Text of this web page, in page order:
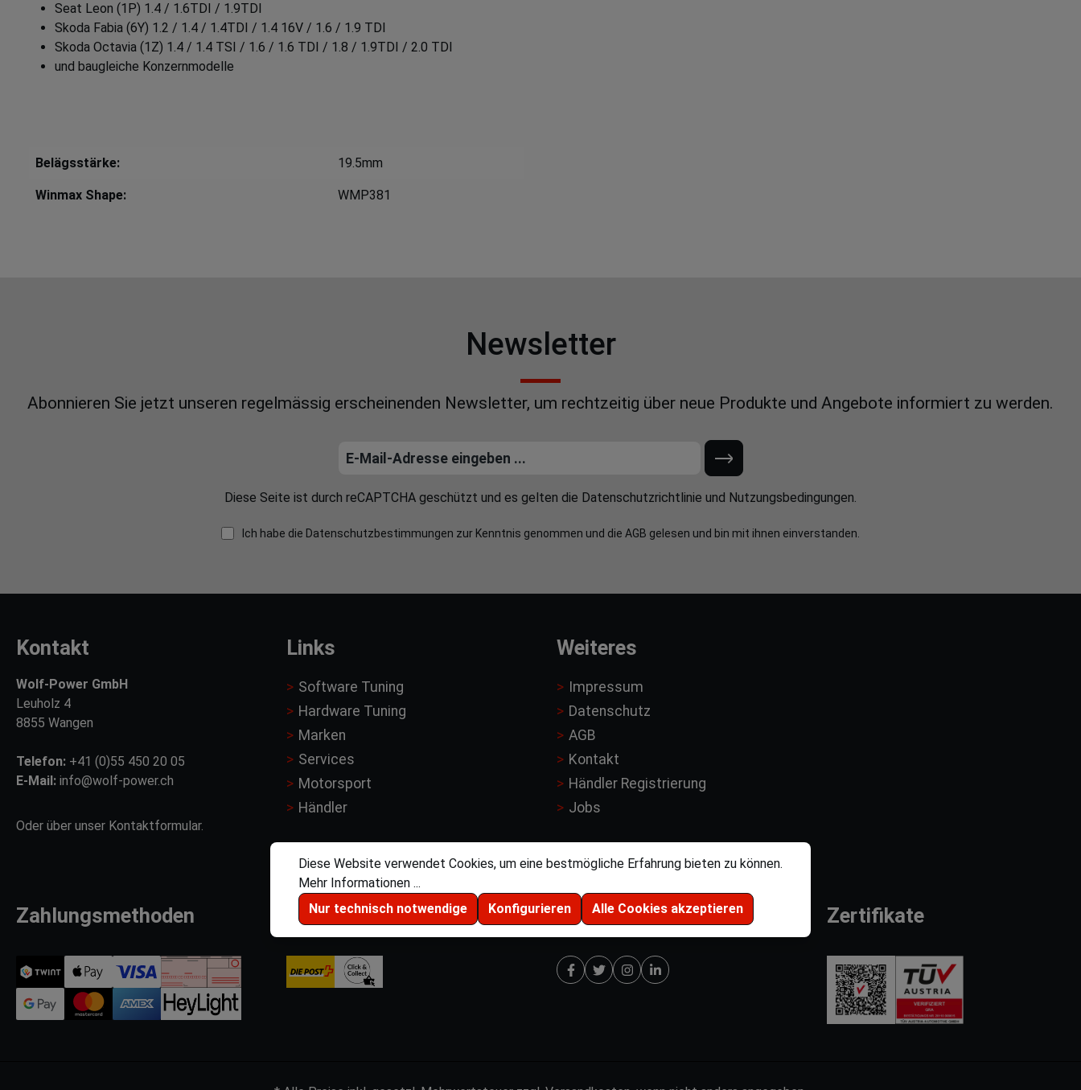
Seat Leon (1P) 1.4 / 1.6TDI / 1.9TDI
Skoda Fabia (6Y) 1.2 / 1.4 / 1.4TDI / 1.4 16V / 1.6 / 1.9 TDI
Skoda Octavia (1Z) 1.4 / 1.4 TSI / 1.6 / 1.6 TDI / 1.8 / 1.9TDI / 2.0 TDI
und baugleiche Konzernmodelle
Belägsstärke: 19.5mm
Winmax Shape: WMP381
Newsletter
Abonnieren Sie jetzt unseren regelmässig erscheinenden Newsletter, um rechtzeitig über neue Produkte und Angebote informiert zu werden.
Diese Seite ist durch reCAPTCHA geschützt und es gelten die Datenschutzrichtlinie und Nutzungsbedingungen.
Ich habe die Datenschutzbestimmungen zur Kenntnis genommen und die AGB gelesen und bin mit ihnen einverstanden.
Kontakt
Wolf-Power GmbH
Leuholz 4
8855 Wangen
Telefon: +41 (0)55 450 20 05
E-Mail: info@wolf-power.ch
Oder über unser Kontaktformular.
Links
Software Tuning
Hardware Tuning
Marken
Services
Motorsport
Händler
Weiteres
Impressum
Datenschutz
AGB
Kontakt
Händler Registrierung
Jobs
Zahlungsmethoden Versandmethoden Social Media Zertifikate
Diese Website verwendet Cookies, um eine bestmögliche Erfahrung bieten zu können.
Mehr Informationen ...
Nur technisch notwendige
Konfigurieren Alle Cookies akzeptieren